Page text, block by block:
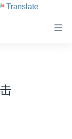
Translate